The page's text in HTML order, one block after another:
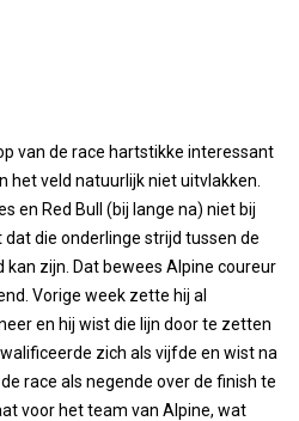
van de race hartstikke interessant
het veld natuurlijk niet uitvlakken.
en Red Bull (bij lange na) niet bij
die onderlinge strijd tussen de
zijn. Dat bewees Alpine coureur
Vorige week zette hij al
en hij wist die lijn door te zetten
zich als vijfde en wist na
race als negende over de finish te
voor het team van Alpine, wat